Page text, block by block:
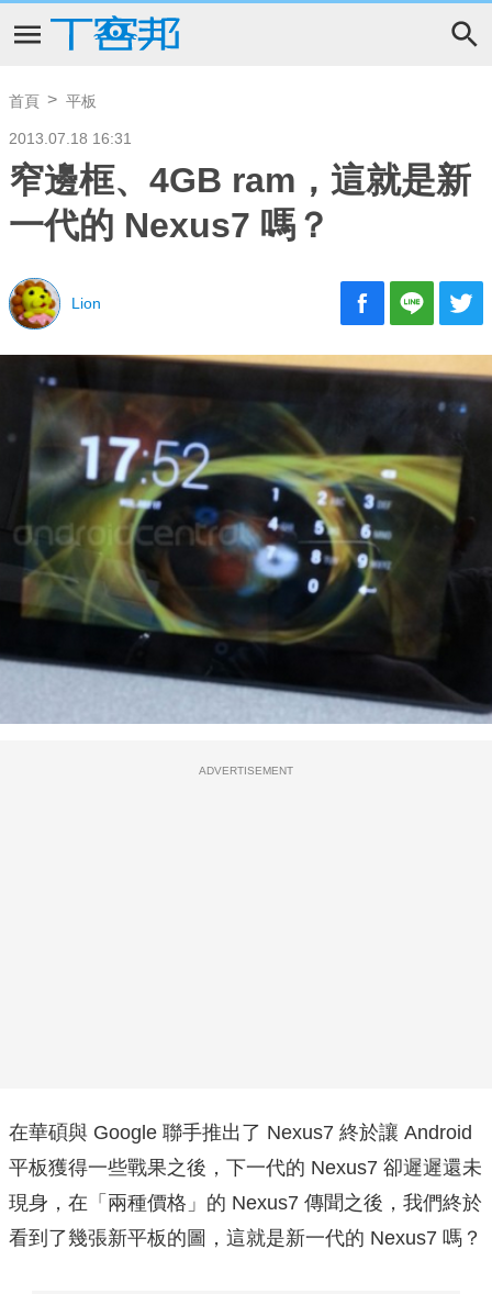
首頁 平板
2013.07.18 16:31
窄邊框、4GB ram，這就是新
一代的 Nexus7 嗎？
Lion
ADVERTISEMENT
在華碩與 Google 聯手推出了 Nexus7 終於讓 Android
平板獲得一些戰果之後，下一代的 Nexus7 卻遲遲還未
現身，在「兩種價格」的 Nexus7 傳聞之後，我們終於
看到了幾張新平板的圖，這就是新一代的 Nexus7 嗎？